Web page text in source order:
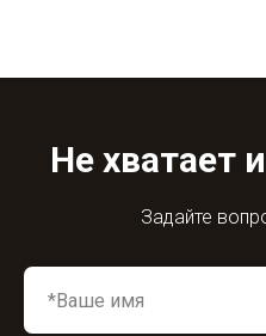
Не хватает
Задайте